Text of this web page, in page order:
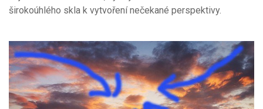
širokoúhlého skla k vytvoření nečekané perspektivy.